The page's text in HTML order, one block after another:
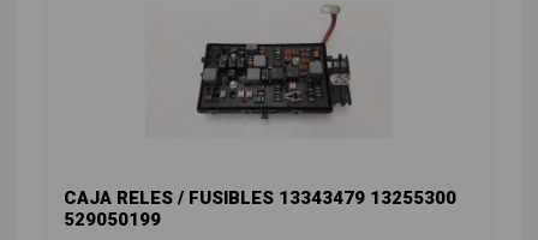
CAJA RELES / FUSIBLES 13343479 13255300
529050199